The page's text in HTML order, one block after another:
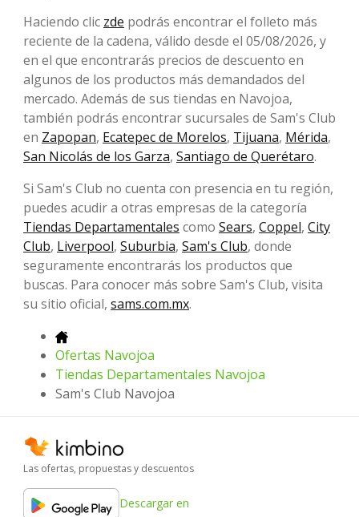
Haciendo clic zde podrás encontrar el folleto más
reciente de la cadena, válido desde el 05/08/2026, y
en el que encontrarás precios de descuento en
algunos de los productos más demandados del
mercado. Además de sus tiendas en Navojoa,
también podrás encontrar sucursales de Sam's Club
en Zapopan, Ecatepec de Morelos, Tijuana, Mérida,
San Nicolás de los Garza, Santiago de Querétaro.
Si Sam's Club no cuenta con presencia en tu región,
puedes acudir a otras empresas de la categoría
Tiendas Departamentales como Sears, Coppel, City
Club, Liverpool, Suburbia, Sam's Club, donde
seguramente encontrarás los productos que
buscas. Para conocer más sobre Sam's Club, visita
su sitio oficial, sams.com.mx.
Ofertas Navojoa
Tiendas Departamentales Navojoa
Sam's Club Navojoa
Las ofertas, propuestas y descuentos
Descargar en